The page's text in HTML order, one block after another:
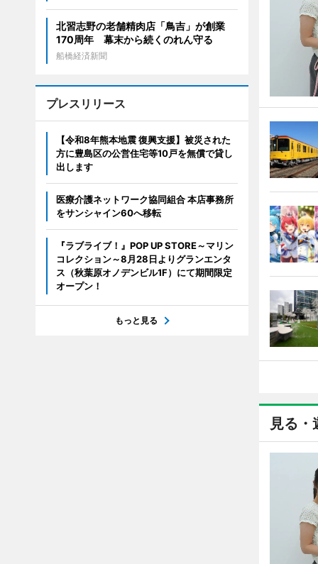
見る・
北習志野の老舗精肉店「鳥吉」が創業
170周年 幕末から続くのれん守る
船橋経済新聞
プレスリリース
【令和8年熊本地震 復興支援】被災された
方に豊島区の公営住宅等10戸を無償で貸し
出します
医療介護ネットワーク協同組合 本店事務所
をサンシャイン60へ移転
『ラブライブ！』POP UP STORE～マリン
コレクション～8月28日よりグランエンタ
ス（秋葉原オノデンビル1F）にて期間限定
オープン！
もっと見る